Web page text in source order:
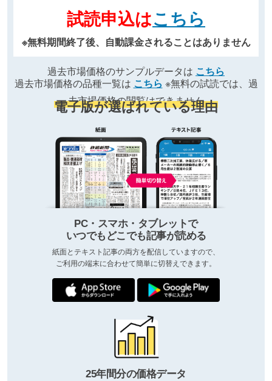
試読申込はこちら
※無料期間終了後、自動課金されることはありません
過去市場価格のサンプルデータは こちら
過去市場価格の品種一覧は こちら ※無料の試読では、過
去市場価格の閲覧はできません
電子版が選ばれている理由
PC・スマホ・タブレットで
いつでもどこでも記事が読める
紙面とテキスト記事の両方を配信していますので、
ご利用の端末に合わせて簡単に切替えできます。
25年間分の価格データ